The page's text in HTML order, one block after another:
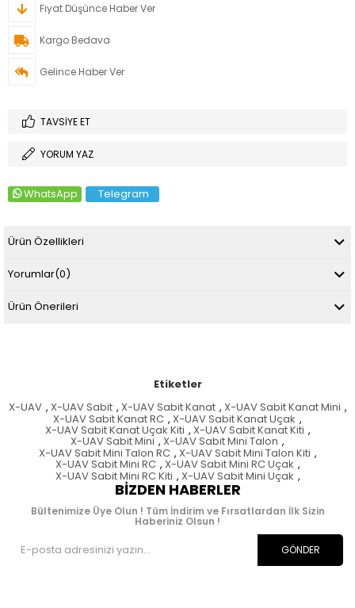
Fiyat Düşünce Haber Ver
Kargo Bedava
Gelince Haber Ver
TAVSIYE ET
YORUM YAZ
WhatsApp Telegram
Ürün Özellikleri
Yorumlar(0)
Ürün Önerileri
Etiketler
X-UAV , X-UAV Sabit , X-UAV Sabit Kanat , X-UAV Sabit Kanat Mini ,
X-UAV Sabit Kanat RC , X-UAV Sabit Kanat Uçak ,
X-UAV Sabit Kanat Uçak Kiti , X-UAV Sabit Kanat Kiti ,
X-UAV Sabit Mini , X-UAV Sabit Mini Talon ,
X-UAV Sabit Mini Talon RC , X-UAV Sabit Mini Talon Kiti ,
X-UAV Sabit Mini RC , X-UAV Sabit Mini RC Uçak ,
X-UAV Sabit Mini RC Kiti , X-UAV Sabit Mini Uçak ,
BIZDEN HABERLER
Bültenimize Üye Olun ! Tüm İndirim ve Fırsatlardan İlk Sizin
Haberiniz Olsun !
GÖNDER